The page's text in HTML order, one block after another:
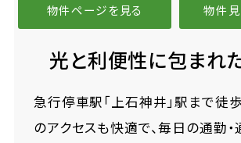
物件ページを見る 物件
光と利便性に包まれ
急行停車駅「上石神井」駅まで徒
のアクセスも快適で、毎日の通勤